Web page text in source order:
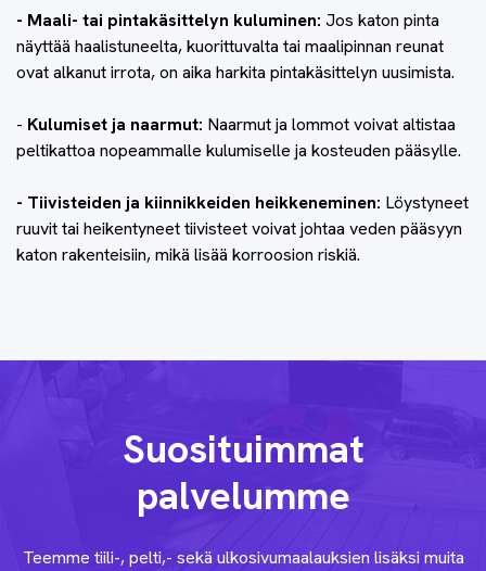
- Maali- tai pintakäsittelyn kuluminen: Jos katon pinta
näyttää haalistuneelta, kuorittuvalta tai maalipinnan reunat
ovat alkanut irrota, on aika harkita pintakäsittelyn uusimista.
- Kulumiset ja naarmut: Naarmut ja lommot voivat altistaa
peltikattoa nopeammalle kulumiselle ja kosteuden pääsylle.
- Tiivisteiden ja kiinnikkeiden heikkeneminen: Löystyneet
ruuvit tai heikentyneet tiivisteet voivat johtaa veden pääsyyn
katon rakenteisiin, mikä lisää korroosion riskiä.
Suosituimmat
palvelumme
Teemme tiili-, pelti,- sekä ulkosivumaalauksien lisäksi muita